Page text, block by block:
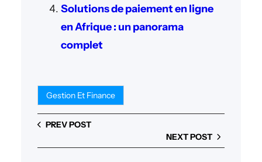
Solutions de paiement en ligne
en Afrique : un panorama
complet
Gestion Et Finance
PREV POST
NEXT POST